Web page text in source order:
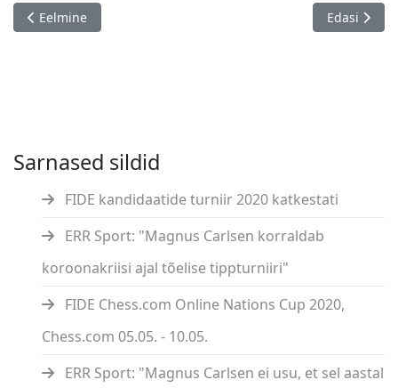
Eelmine artikkel: FIDE Chess.com Online Nations Cup 2020,
Eelmine Järgmine
Edasi
Sarnased sildid
FIDE kandidaatide turniir 2020 katkestati
ERR Sport: "Magnus Carlsen korraldab
koroonakriisi ajal tõelise tippturniiri"
FIDE Chess.com Online Nations Cup 2020,
Chess.com 05.05. - 10.05.
ERR Sport: "Magnus Carlsen ei usu, et sel aastal